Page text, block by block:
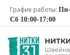
График работы: Пн-
Сб 10:00-17:00